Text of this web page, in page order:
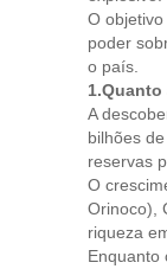
O
poder
o país.
A
bilhões
reservas
O
Orinoco),
riqueza
Enquanto